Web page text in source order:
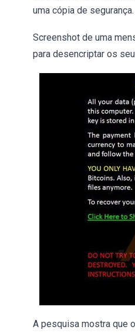
uma cópia de segurança.
Screenshot de uma
para desencriptar os
A pesquisa mostra que